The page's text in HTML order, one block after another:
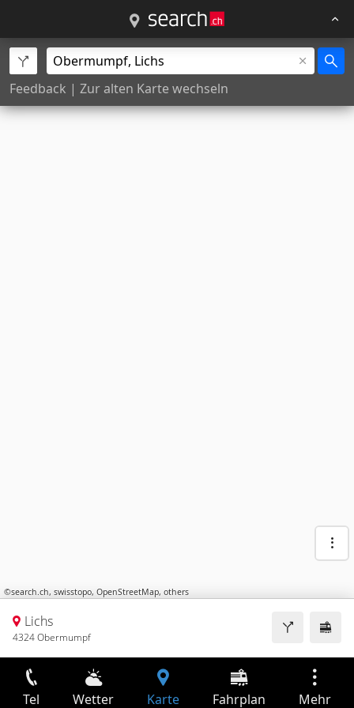
Feedback | Zur alten Karte wechseln
©search.ch, swisstopo, OpenStreetMap, others
Lichs
4324 Obermumpf
Tel Wetter Karte Fahrplan Mehr